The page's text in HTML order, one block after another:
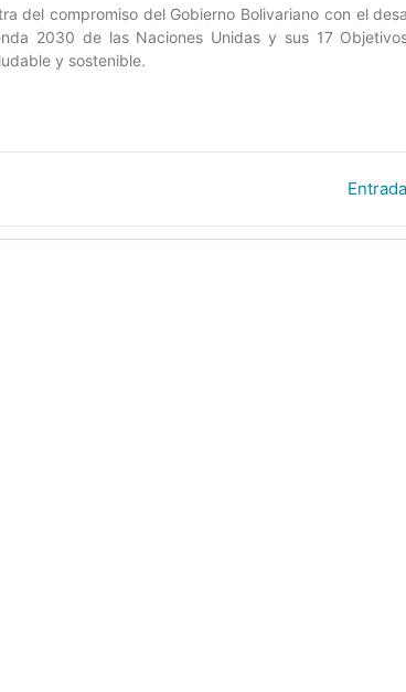
del compromiso del Gobierno Bolivariano con el
2030 de las Naciones Unidas y sus 17
y sostenible.